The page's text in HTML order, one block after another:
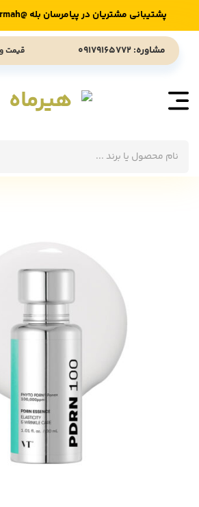
پشتیبانی مشتریان در پیامرسان بله @hirmah
مشاوره: 09179165772 قیمت
محصولات